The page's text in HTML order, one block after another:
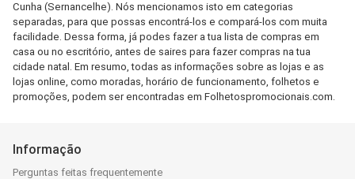
Cunha (Sernancelhe). Nós mencionamos isto em categorias
separadas, para que possas encontrá-los e compará-los com muita
facilidade. Dessa forma, já podes fazer a tua lista de compras em
casa ou no escritório, antes de saires para fazer compras na tua
cidade natal. Em resumo, todas as informações sobre as lojas e as
lojas online, como moradas, horário de funcionamento, folhetos e
promoções, podem ser encontradas em Folhetospromocionais.com.
Informação
Perguntas feitas frequentemente